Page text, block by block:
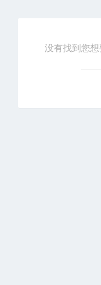
没有找到您